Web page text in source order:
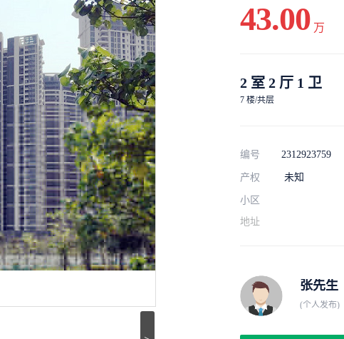
43.00 万
2 室 2 厅 1 卫
7 楼/共层
编号 2312923759
产权 未知
小区
地址
张先生
(个人发布)